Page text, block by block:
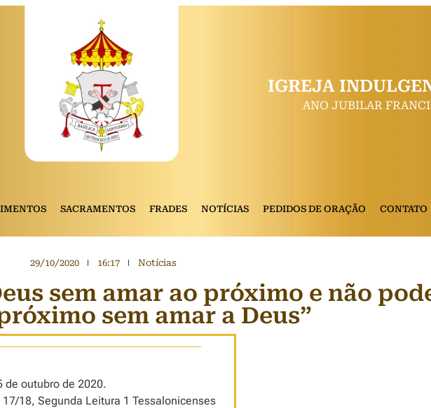
IGREJA
ANO JUBILAR
SACRAMENTOS FRADES NOTÍCIAS PEDIDOS DE ORAÇÃO CONTATO
29/10/2020 16:17 Notícias
sem amar ao próximo e não
sem amar a Deus”
de outubro de 2020.
18, Segunda Leitura 1 Tessalonicenses